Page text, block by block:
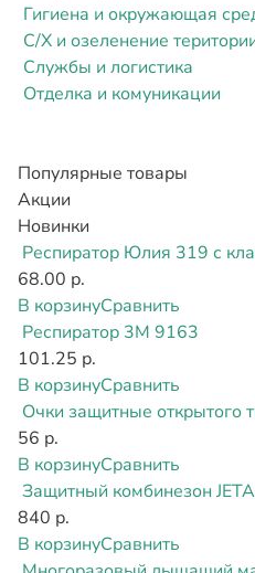
Гигиена и окружающая
С/Х и озеленение
Службы и логистика
Отделка и комуникации
Популярные товары
Акции
Новинки
Респиратор Юлия 319 с
68.00 р.
В корзинуСравнить
Респиратор 3М 9163
101.25 р.
В корзинуСравнить
Очки защитные открытого
56 р.
В корзинуСравнить
Защитный комбинезон
840 р.
В корзинуСравнить